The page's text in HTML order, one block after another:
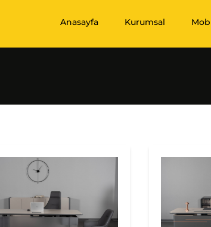
Anasayfa Kurumsal